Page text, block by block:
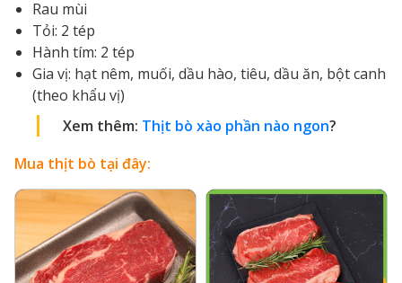
Rau mùi
Tỏi: 2 tép
Hành tím: 2 tép
Gia vị: hạt nêm, muối, dầu hào, tiêu, dầu ăn, bột canh
(theo khẩu vị)
Xem thêm: Thịt bò xào phần nào ngon?
Mua thịt bò tại đây: